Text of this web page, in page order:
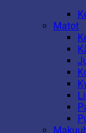
Matot